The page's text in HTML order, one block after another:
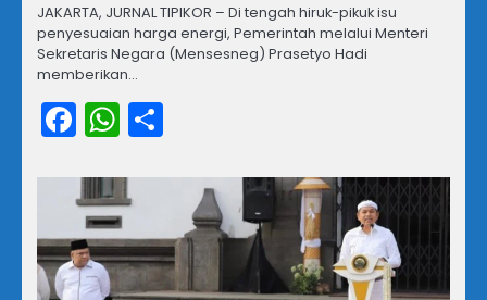
JAKARTA, JURNAL TIPIKOR – Di tengah hiruk-pikuk isu
penyesuaian harga energi, Pemerintah melalui Menteri
Sekretaris Negara (Mensesneg) Prasetyo Hadi
memberikan…
Facebook
WhatsApp